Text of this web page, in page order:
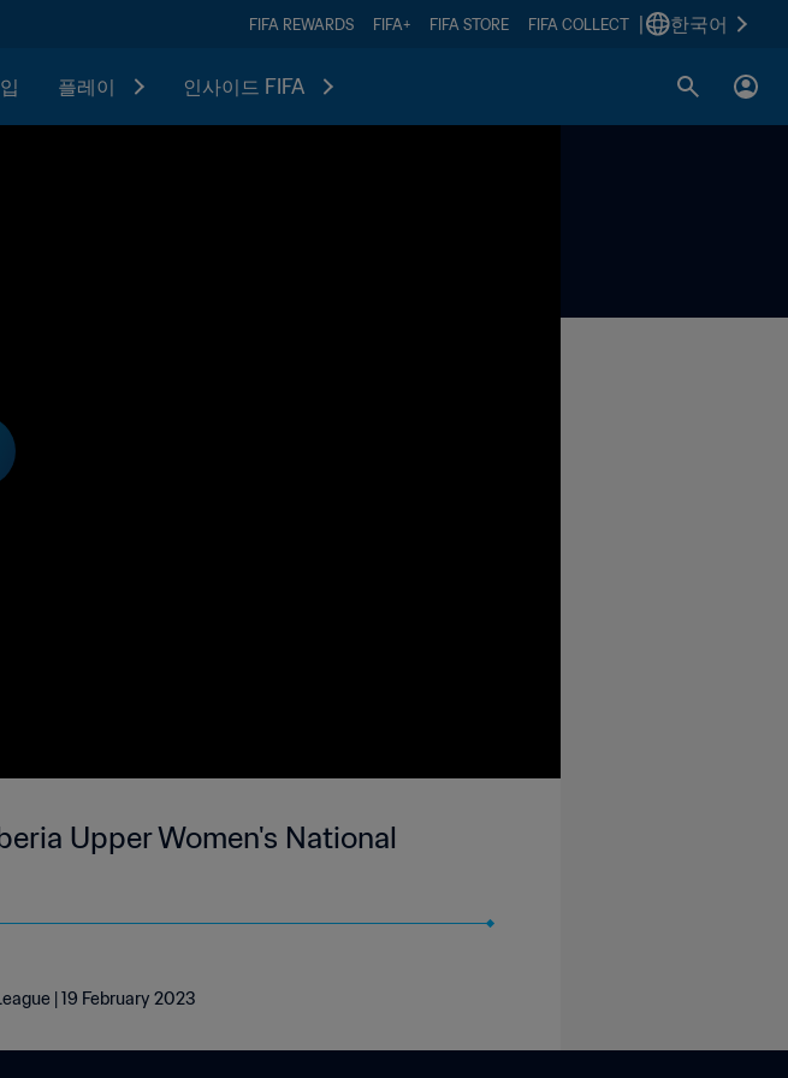
FIFA REWARDS FIFA+ FIFA STORE FIFA COLLECT 한국어
플레이 인사이드 FIFA
Upper Women's National
| 19 February 2023